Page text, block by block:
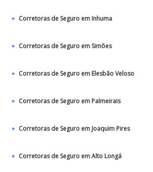
Corretoras de Seguro em Inhuma
Corretoras de Seguro em Simões
Corretoras de Seguro em Elesbão Veloso
Corretoras de Seguro em Palmeirais
Corretoras de Seguro em Joaquim Pires
Corretoras de Seguro em Alto Longá